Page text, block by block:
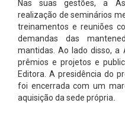
Nas suas gestões, a
realização de seminários
treinamentos e reuniões
demandas das
mantidas. Ao lado disso, a
prêmios e projetos e
Editora. A presidência do
foi encerrada com um
aquisição da sede própria